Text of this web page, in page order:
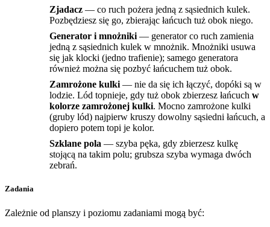
Zjadacz — co ruch pożera jedną z sąsiednich kulek.
Pozbędziesz się go, zbierając łańcuch tuż obok niego.
Generator i mnożniki — generator co ruch zamienia
jedną z sąsiednich kulek w mnożnik. Mnożniki usuwa
się jak klocki (jedno trafienie); samego generatora
również można się pozbyć łańcuchem tuż obok.
Zamrożone kulki — nie da się ich łączyć, dopóki są w
lodzie. Lód topnieje, gdy tuż obok zbierzesz łańcuch w
kolorze zamrożonej kulki. Mocno zamrożone kulki
(gruby lód) najpierw kruszy dowolny sąsiedni łańcuch, a
dopiero potem topi je kolor.
Szklane pola — szyba pęka, gdy zbierzesz kulkę
stojącą na takim polu; grubsza szyba wymaga dwóch
zebrań.
Zadania
Zależnie od planszy i poziomu zadaniami mogą być: